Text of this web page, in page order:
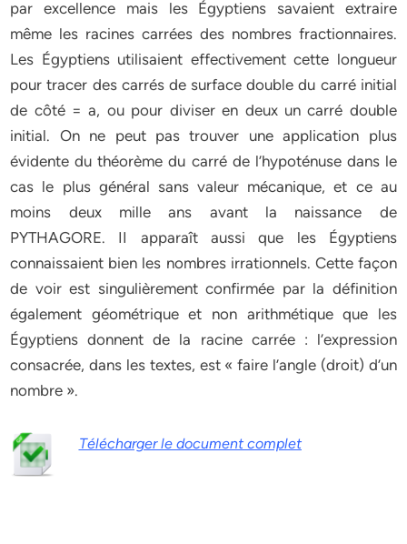
par excellence mais les Égyptiens savaient extraire
même les racines carrées des nombres fractionnaires.
Les Égyptiens utilisaient effectivement cette longueur
pour tracer des carrés de surface double du carré initial
de côté = a, ou pour diviser en deux un carré double
initial. On ne peut pas trouver une application plus
évidente du théorème du carré de l’hypoténuse dans le
cas le plus général sans valeur mécanique, et ce au
moins deux mille ans avant la naissance de
PYTHAGORE. II apparaît aussi que les Égyptiens
connaissaient bien les nombres irrationnels. Cette façon
de voir est singulièrement confirmée par la définition
également géométrique et non arithmétique que les
Égyptiens donnent de la racine carrée : l’expression
consacrée, dans les textes, est « faire l’angle (droit) d’un
nombre ».
Télécharger le document complet